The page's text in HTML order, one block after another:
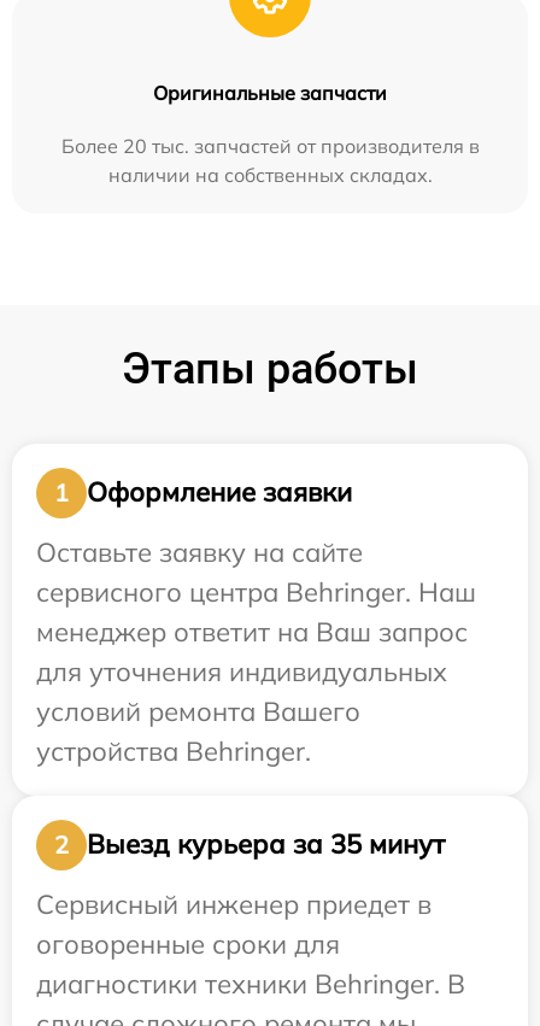
Оригинальные запчасти
Более 20 тыс. запчастей от производителя в
наличии на собственных складах.
Этапы работы
1
Оформление заявки
Оставьте заявку на сайте
сервисного центра Behringer. Наш
менеджер ответит на Ваш запрос
для уточнения индивидуальных
условий ремонта Вашего
устройства Behringer.
2
Выезд курьера за 35 минут
Сервисный инженер приедет в
оговоренные сроки для
диагностики техники Behringer. В